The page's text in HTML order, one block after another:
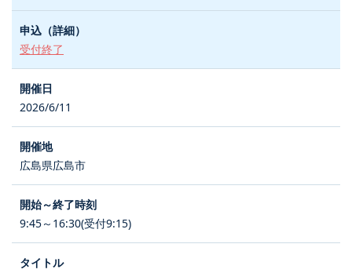
受付終了
2026/6/11
広島県広島市
9:45～16:30(受付9:15)